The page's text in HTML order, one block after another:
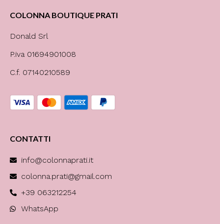
COLONNA BOUTIQUE PRATI
Donald Srl
P.iva 01694901008
C.f. 07140210589
CONTATTI
info@colonnaprati.it
colonna.prati@gmail.com
+39 063212254
WhatsApp